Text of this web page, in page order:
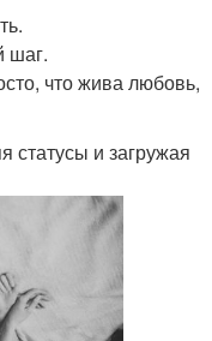
шаг.
что жива любовь,
статусы и загружая